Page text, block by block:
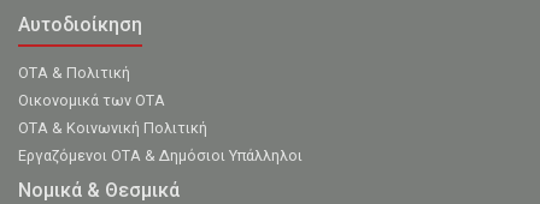
Αυτοδιοίκηση
ΟΤΑ & Πολιτική
Οικονομικά των ΟΤΑ
ΟΤΑ & Κοινωνική Πολιτική
Εργαζόμενοι ΟΤΑ & Δημόσιοι Υπάλληλοι
Νομικά & Θεσμικά